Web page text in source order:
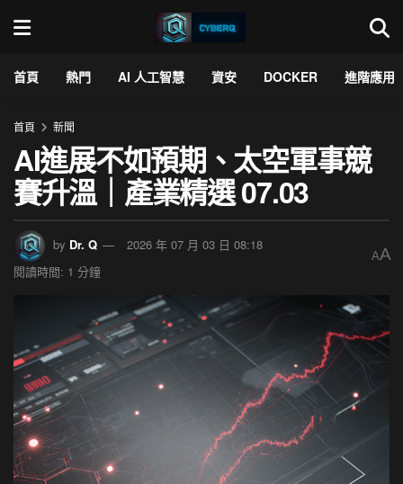
首頁 熱門 AI 人工智慧 資安 DOCKER 進階應用
首頁 新聞
AI進展不如預期、太空軍事競
賽升溫｜產業精選 07.03
by Dr. Q
2026 年 07 月 03 日 08:18
閱讀時間: 1 分鐘
AA